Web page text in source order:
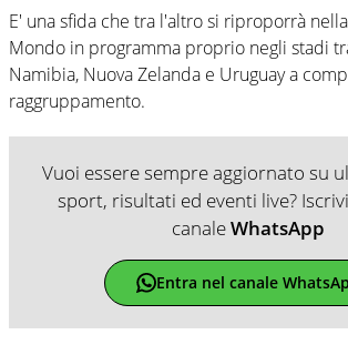
E' una sfida che tra l'altro si riproporrà
Mondo in programma proprio negli stadi
Namibia, Nuova Zelanda e Uruguay a
raggruppamento.
Vuoi essere sempre aggiornato su
sport, risultati ed eventi live?
canaleWhatsApp
Entra nel canale